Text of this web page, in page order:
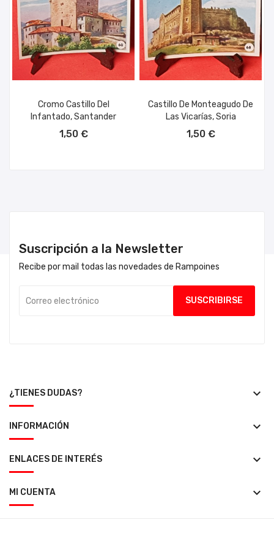
Cromo Castillo Del
Infantado, Santander
1,50 €
Castillo De Monteagudo De
Las Vicarías, Soria
1,50 €
Suscripción a la Newsletter
Recibe por mail todas las novedades de Rampoines
¿TIENES DUDAS? keyboard_arrow_down
INFORMACIÓN keyboard_arrow_down
ENLACES DE INTERÉS keyboard_arrow_down
MI CUENTA keyboard_arrow_down